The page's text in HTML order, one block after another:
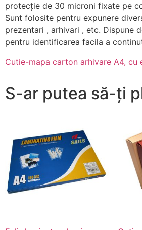
protecţie de 30 microni fixate pe
Sunt folosite pentru expunere
prezentari , arhivari , etc. Dispune
pentru identificarea facila a
Cutie-mapa carton arhivare A4, cu
S-ar putea să-ți